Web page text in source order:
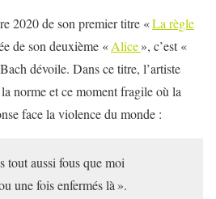
2020 de son premier titre «La règle
de son deuxième «Alice», c’est «
dévoile. Dans ce titre, l’artiste
norme et ce moment fragile où la
face la violence du monde :
tout aussi fous que moi
une fois enfermés là ».